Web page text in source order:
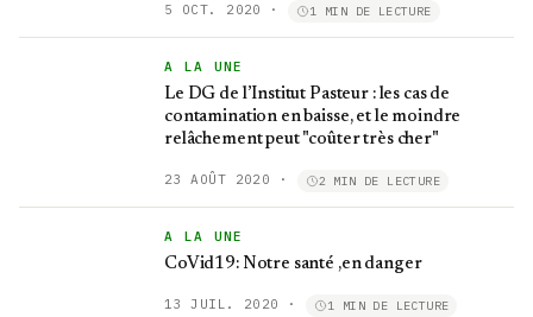
5 OCT. 2020 · 1 MIN DE LECTURE
A LA UNE
Le DG de l’Institut Pasteur : les cas de
contamination en baisse, et le moindre
relâchement peut "coûter très cher"
23 AOÛT 2020 · 2 MIN DE LECTURE
A LA UNE
CoVid19: Notre santé ,en danger
13 JUIL. 2020 · 1 MIN DE LECTURE